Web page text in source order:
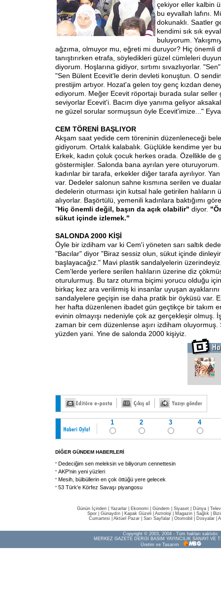
çekiyor eller kalbin
bu eyvallah lafını.
dokunaklı. Saatler
kendimi sık sık
buluyorum.
ağzıma, olmuyor mu, eğreti mi duruyor? Hiç önemli
tanıştırırken etrafa, söyledikleri güzel cümleleri
diyorum. Hoşlarına gidiyor, sırtımı sıvazlıyorlar.
"Sen Bülent Ecevit'le derin devleti konuştun. O
prestijim artıyor. Hozat'a gelen toy genç kızdan
ediyorum. Meğer Ecevit röportajı burada sular seller
seviyorlar Ecevit'i. Bacım diye yanıma geliyor
ne güzel sorular sormuşsun öyle Ecevit'imize..."
CEM TÖRENİ BAŞLIYOR
Akşam saat yedide cem töreninin düzenleneceği
gidiyorum. Ortalık kalabalık. Güçlükle kendime yer
Erkek, kadın çoluk çocuk herkes orada. Özellikle de
göstermişler. Salonda bana ayrılan yere
kadınlar bir tarafa, erkekler diğer tarafa ayrılıyor.
var. Dedeler salonun sahne kısmına serilen ve
dedelerin oturması için kutsal hale getirilen halıların
alıyorlar. Başörtülü, yemenili kadınlara baktığımı
"Hiç önemli değil, başın da açık olabilir" diyor.
sükut içinde izlemek."
SALONDA 2000 KİŞİ
Öyle bir izdiham var ki Cem'i yöneten sarı saltık
"Bacılar" diyor "Biraz sessiz olun, sükut içinde
başlayacağız." Mavi plastik sandalyelerin
Cem'lerde yerlere serilen halıların üzerine diz
oturulurmuş. Bu tarz oturma biçimi yorucu olduğu için
birkaç kez ara verilirmiş ki insanlar uyuşan
sandalyelere geçişin ise daha pratik bir öyküsü var.
her hafta düzenlenen ibadet gün geçtikçe bir takım
evinin olmayışı nedeniyle çok az gerçekleşir olmuş.
zaman bir cem düzenlense aşırı izdiham oluyormuş.
yüzden yani. Yine de salonda 2000 kişiyiz.
1 2 3 4
DİĞER GÜNDEM HABERLERİ
Dedeciğim sen meleksin ve biliyorum cennettesin
AKP'nin yeni yüzleri
Mesih, bülbüllerin en çok öttüğü yere gelecek
53 Türk'e Körfez Savaşı piyangosu
Günün İçinden Yazarlar Ekonomi Gündem Siyaset Dünya |
Spor
Günaydın Kapak Güzeli Astroloji Magazin Sağlık
Cumartesi| Aktüel Pazar| Sarı Sayfalar| Otomobil Dosyalar|
Copyright © 2003, 2004 - Tüm hakları saklıdır.
MERKEZ GAZETE DERGİ BASIM YAYINCILIK SANAYİ VE
Üretim ve Tasarım